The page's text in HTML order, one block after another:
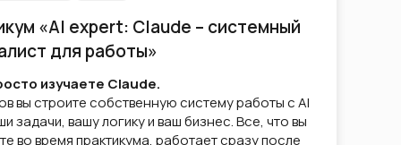
«AI expert: Claude – системный
для работы»
изучаете Claude.
вы строите собственную систему работы с AI
задачи, вашу логику и ваш бизнес. Все, что вы
во время практикума, работает сразу после